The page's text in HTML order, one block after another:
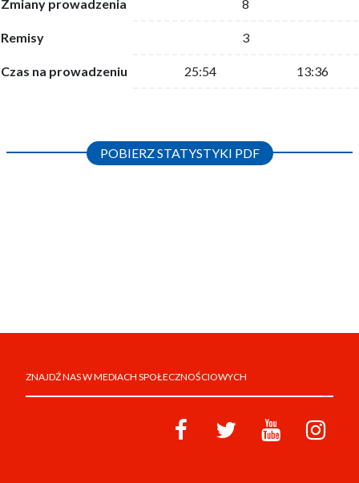
Zmiany prowadzenia 8
Remisy 3
Czas na prowadzeniu 25:54 13:36
POBIERZ STATYSTYKI PDF
ZNAJDŹ NAS W MEDIACH SPOŁECZNOŚCIOWYCH